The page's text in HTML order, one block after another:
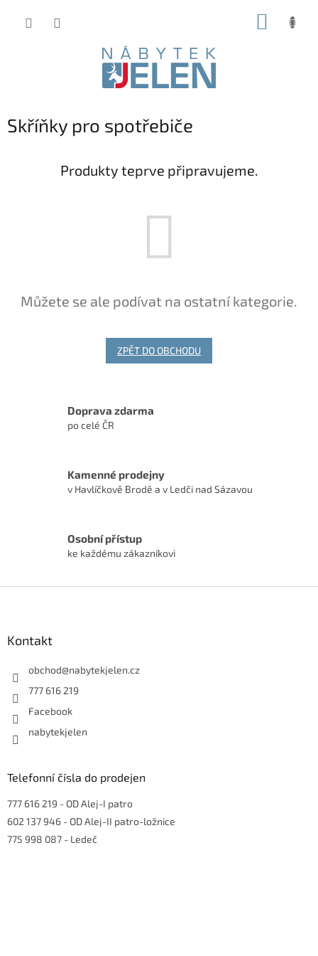
Skříňky pro spotřebiče
Produkty teprve připravujeme.
Můžete se ale podívat na ostatní kategorie.
ZPĚT DO OBCHODU
Doprava zdarma
po celé ČR
Kamenné prodejny
v Havlíčkově Brodě a v Ledči nad Sázavou
Osobní přístup
ke každému zákazníkovi
Kontakt
obchod@nabytekjelen.cz
777 616 219
Facebook
nabytekjelen
Telefonní čísla do prodejen
777 616 219 - OD Alej-I patro
602 137 946 - OD Alej-II patro-ložnice
775 998 087 - Ledeč